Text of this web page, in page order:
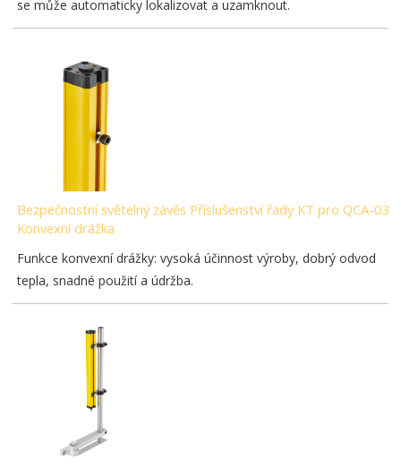
se může automaticky lokalizovat a uzamknout.
Bezpečnostní světelný závěs Příslušenství řady KT pro QCA-03-
Konvexní drážka
Funkce konvexní drážky: vysoká účinnost výroby, dobrý odvod
tepla, snadné použití a údržba.